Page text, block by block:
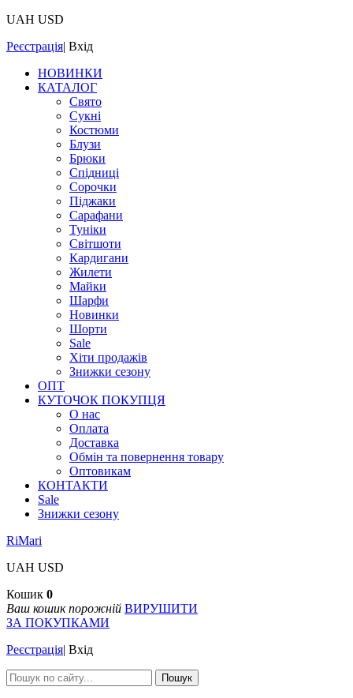
UAH USD
Реєстрація| Вхід
НОВИНКИ
КАТАЛОГ
Свято
Сукні
Костюми
Блузи
Брюки
Спідниці
Сорочки
Піджаки
Сарафани
Туніки
Світшоти
Кардигани
Жилети
Майки
Шарфи
Новинки
Шорти
Sale
Хіти продажів
Знижки сезону
ОПТ
КУТОЧОК ПОКУПЦЯ
О нас
Оплата
Доставка
Обмін та повернення товару
Оптовикам
КОНТАКТИ
Sale
Знижки сезону
RiMari
UAH USD
Кошик 0
Ваш кошик порожній ВИРУШИТИ
ЗА ПОКУПКАМИ
Реєстрація| Вхід
Пошук